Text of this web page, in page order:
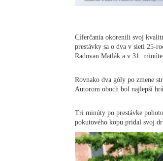
Cíferčania okorenili svoj
prestávky sa o dva v sieti 25-
Radovan Matlák a v 31.
Rovnako dva góly po zmene
Autorom oboch bol najlepší
Tri minúty po prestávke
pokutového kopu pridal svoj